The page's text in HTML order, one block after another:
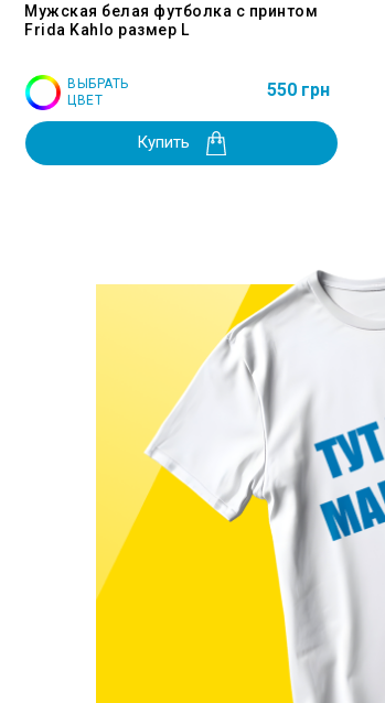
Мужская белая футболка с принтом
Frida Kahlo размер L
ВЫБРАТЬ
ЦВЕТ
550 грн
Купить